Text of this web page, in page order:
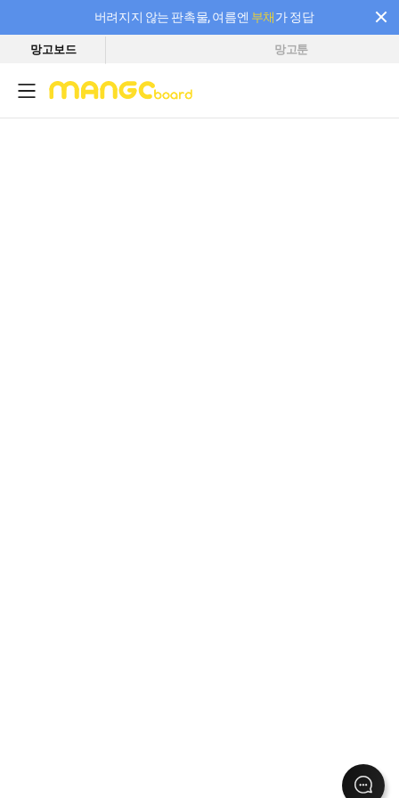
버려지지 않는 판촉물, 여름엔 부채가 정답
필요한 만큼 충전하고 끊김 없이 작업하세요! 새로워진 AI 부스터 요금제
망고보드 망고툰